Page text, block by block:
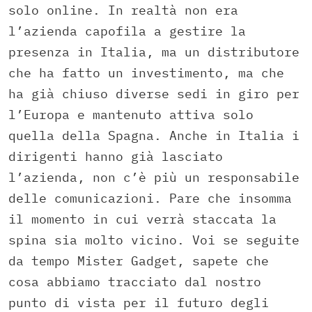
solo online. In realtà non era
l’azienda capofila a gestire la
presenza in Italia, ma un distributore
che ha fatto un investimento, ma che
ha già chiuso diverse sedi in giro per
l’Europa e mantenuto attiva solo
quella della Spagna. Anche in Italia i
dirigenti hanno già lasciato
l’azienda, non c’è più un responsabile
delle comunicazioni. Pare che insomma
il momento in cui verrà staccata la
spina sia molto vicino. Voi se seguite
da tempo Mister Gadget, sapete che
cosa abbiamo tracciato dal nostro
punto di vista per il futuro degli